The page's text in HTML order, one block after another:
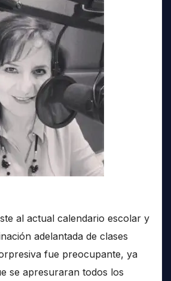
al actual calendario escolar y
adelantada de clases
fue preocupante, ya
se apresuraran todos los